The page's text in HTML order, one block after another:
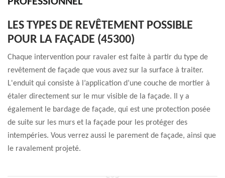
LES TYPES DE REVÊTEMENT POSSIBLE
POUR LA FAÇADE (45300)
Chaque intervention pour ravaler est faite à partir du type de
revêtement de façade que vous avez sur la surface à traiter.
L'enduit qui consiste à l’application d’une couche de mortier à
étaler directement sur le mur visible de la façade. Il y a
également le bardage de façade, qui est une protection posée
de suite sur les murs et la façade pour les protéger des
intempéries. Vous verrez aussi le parement de façade, ainsi que
le ravalement projeté.